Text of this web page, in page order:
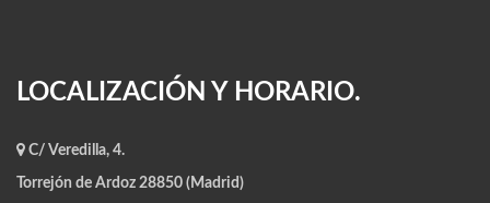
LOCALIZACIÓN Y HORARIO.
C/ Veredilla, 4.
Torrejón de Ardoz 28850 (Madrid)